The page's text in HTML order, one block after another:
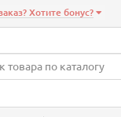
Хотите бонус?